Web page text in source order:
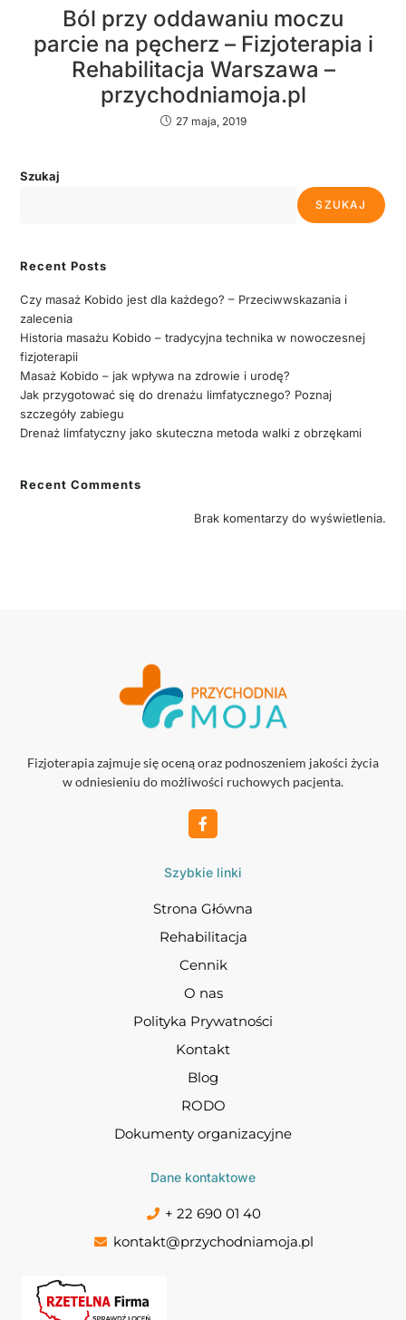
Ból przy oddawaniu moczu
parcie na pęcherz – Fizjoterapia i
Rehabilitacja Warszawa –
przychodniamoja.pl
27 maja, 2019
Szukaj
SZUKAJ
Recent Posts
Czy masaż Kobido jest dla każdego? – Przeciwwskazania i
zalecenia
Historia masażu Kobido – tradycyjna technika w nowoczesnej
fizjoterapii
Masaż Kobido – jak wpływa na zdrowie i urodę?
Jak przygotować się do drenażu limfatycznego? Poznaj
szczegóły zabiegu
Drenaż limfatyczny jako skuteczna metoda walki z obrzękami
Recent Comments
Brak komentarzy do wyświetlenia.
Fizjoterapia zajmuje się oceną oraz podnoszeniem jakości życia
w odniesieniu do możliwości ruchowych pacjenta.
Szybkie linki
Strona Główna
Rehabilitacja
Cennik
O nas
Polityka Prywatności
Kontakt
Blog
RODO
Dokumenty organizacyjne
Dane kontaktowe
+ 22 690 01 40
kontakt@przychodniamoja.pl